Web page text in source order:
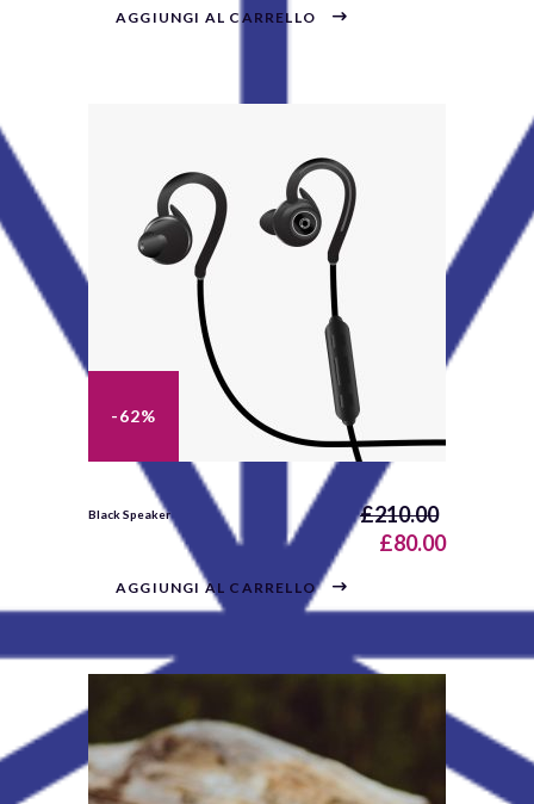
AGGIUNGI AL CARRELLO
-62%
Black Speaker £210.00
£80.00
AGGIUNGI AL CARRELLO